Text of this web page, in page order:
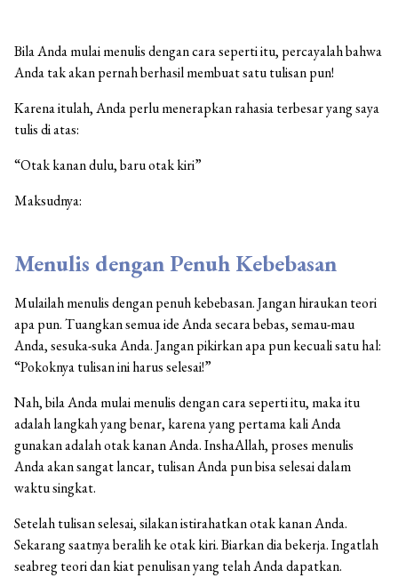
Bila Anda mulai menulis dengan cara seperti itu, percayalah bahwa
Anda tak akan pernah berhasil membuat satu tulisan pun!
Karena itulah, Anda perlu menerapkan rahasia terbesar yang saya
tulis di atas:
“Otak kanan dulu, baru otak kiri”
Maksudnya:
Menulis dengan Penuh Kebebasan
Mulailah menulis dengan penuh kebebasan. Jangan hiraukan teori
apa pun. Tuangkan semua ide Anda secara bebas, semau-mau
Anda, sesuka-suka Anda. Jangan pikirkan apa pun kecuali satu hal:
“Pokoknya tulisan ini harus selesai!”
Nah, bila Anda mulai menulis dengan cara seperti itu, maka itu
adalah langkah yang benar, karena yang pertama kali Anda
gunakan adalah otak kanan Anda. InshaAllah, proses menulis
Anda akan sangat lancar, tulisan Anda pun bisa selesai dalam
waktu singkat.
Setelah tulisan selesai, silakan istirahatkan otak kanan Anda.
Sekarang saatnya beralih ke otak kiri. Biarkan dia bekerja. Ingatlah
seabreg teori dan kiat penulisan yang telah Anda dapatkan.